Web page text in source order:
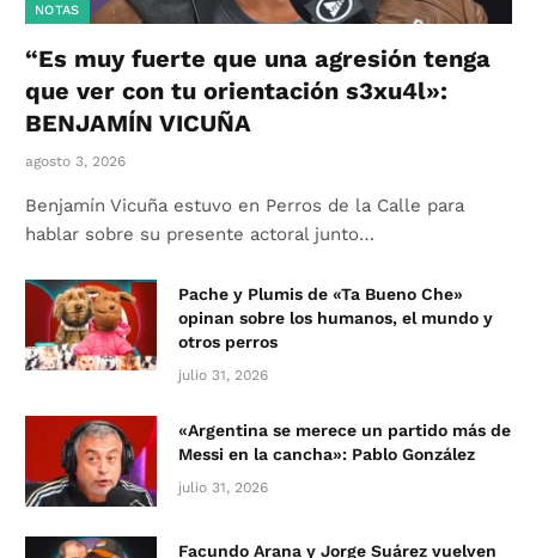
NOTAS
“Es muy fuerte que una agresión tenga
que ver con tu orientación s3xu4l»:
BENJAMÍN VICUÑA
agosto 3, 2026
Benjamín Vicuña estuvo en Perros de la Calle para
hablar sobre su presente actoral junto…
Pache y Plumis de «Ta Bueno Che»
opinan sobre los humanos, el mundo y
otros perros
julio 31, 2026
«Argentina se merece un partido más de
Messi en la cancha»: Pablo González
julio 31, 2026
Facundo Arana y Jorge Suárez vuelven